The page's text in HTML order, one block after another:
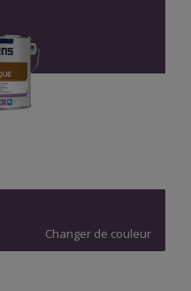
Changer de couleur